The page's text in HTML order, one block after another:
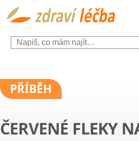
PŘÍBĚH
ČERVENÉ FLEKY